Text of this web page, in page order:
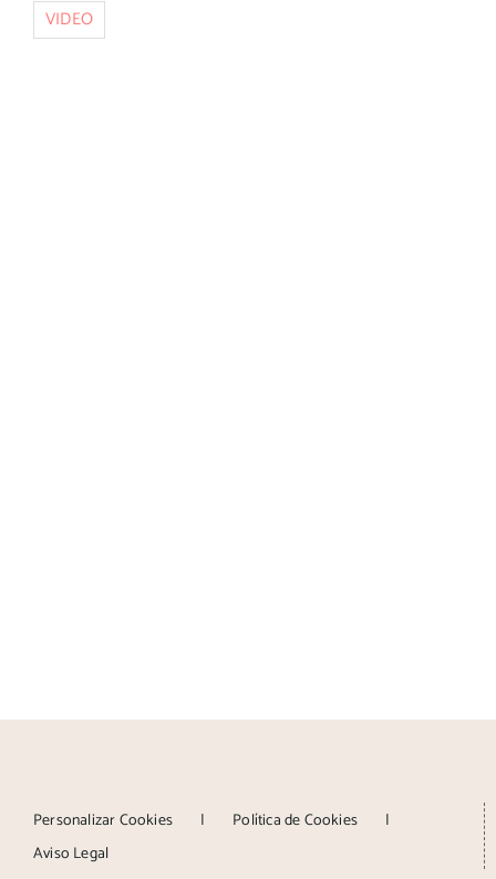
VIDEO
Personalizar Cookies
Política de Cookies
Aviso Legal